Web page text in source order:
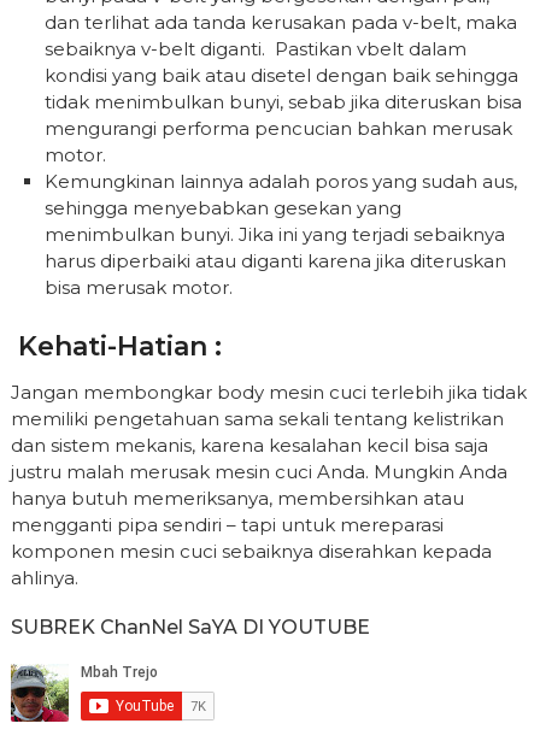
dan terlihat ada tanda kerusakan pada v-belt, maka
sebaiknya v-belt diganti. Pastikan vbelt dalam
kondisi yang baik atau disetel dengan baik sehingga
tidak menimbulkan bunyi, sebab jika diteruskan bisa
mengurangi performa pencucian bahkan merusak
motor.
Kemungkinan lainnya adalah poros yang sudah aus,
sehingga menyebabkan gesekan yang
menimbulkan bunyi. Jika ini yang terjadi sebaiknya
harus diperbaiki atau diganti karena jika diteruskan
bisa merusak motor.
Kehati-Hatian :
Jangan membongkar body mesin cuci terlebih jika tidak
memiliki pengetahuan sama sekali tentang kelistrikan
dan sistem mekanis, karena kesalahan kecil bisa saja
justru malah merusak mesin cuci Anda. Mungkin Anda
hanya butuh memeriksanya, membersihkan atau
mengganti pipa sendiri – tapi untuk mereparasi
komponen mesin cuci sebaiknya diserahkan kepada
ahlinya.
SUBREK ChanNel SaYA DI YOUTUBE